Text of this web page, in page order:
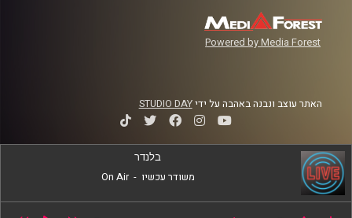
Powered by Media Forest
האתר עוצב ונבנה באהבה על ידיSTUDIO DAY
בלנדר
משודר עכשיו -
On Air